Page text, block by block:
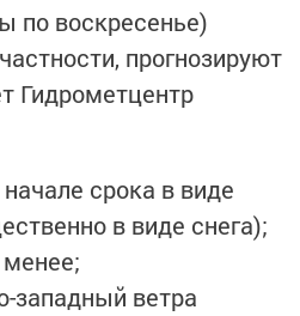
по воскресенье)
прогнозируют
Гидрометцентр
срока в виде
в виде снега);
западный ветра